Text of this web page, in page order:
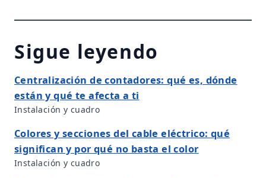
Sigue leyendo
Centralización de contadores: qué es, dónde
están y qué te afecta a ti
Instalación y cuadro
Colores y secciones del cable eléctrico: qué
significan y por qué no basta el color
Instalación y cuadro